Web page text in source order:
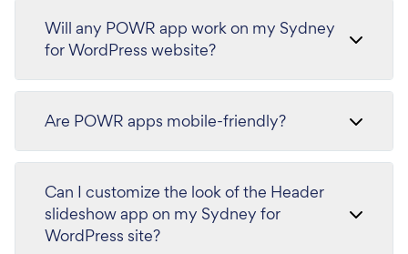
Will any POWR app work on my Sydney
for WordPress website?
Are POWR apps mobile-friendly?
Can I customize the look of the Header
slideshow app on my Sydney for
WordPress site?